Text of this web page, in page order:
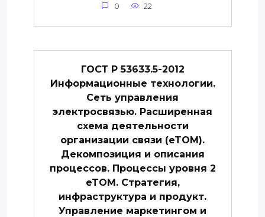
0 22
ГОСТ Р 53633.5-2012
Информационные технологии.
Сеть управления
электросвязью. Расширенная
схема деятельности
организации связи (eTOM).
Декомпозиция и описания
процессов. Процессы уровня 2
eTOM. Стратегия,
инфраструктура и продукт.
Управление маркетингом и